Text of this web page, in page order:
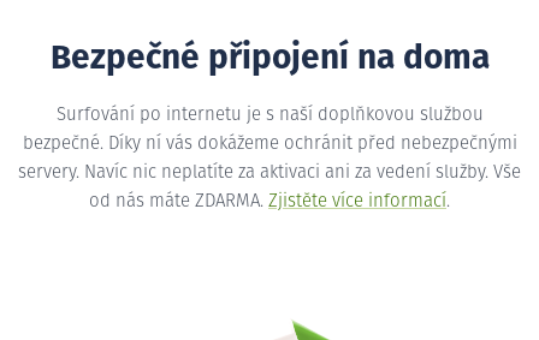
Bezpečné připojení na doma
Surfování po internetu je s naší doplňkovou službou
bezpečné. Díky ní vás dokážeme ochránit před nebezpečnými
servery. Navíc nic neplatíte za aktivaci ani za vedení služby. Vše
od nás máte ZDARMA. Zjistěte více informací.